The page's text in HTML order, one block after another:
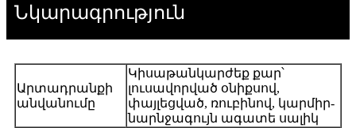
Նկարագրություն
Արտադրանքի
անվանումը
Կիսաթանկարժեք քար՝
լուսավորված օնիքսով,
փայլեցված, ռուբինով, կարմիր-
նարնջագույն ագատե սալիկ